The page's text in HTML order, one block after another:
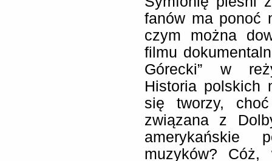
fanów ma ponoć
czym można
filmu
Górecki” w
Historia polskich
się tworzy,
związana z
amerykańskie
muzyków? Cóż,